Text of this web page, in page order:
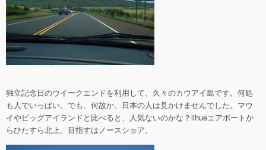
独立記念日のウイークエンドを利用して、久々のカウアイ島です。何処
も人でいっぱい。でも、何故か、日本の人は見かけませんでした。マウ
イやビッグアイランドと比べると、人気ないのかな？lihueエアポートか
らひたすら北上。目指すはノースショア。